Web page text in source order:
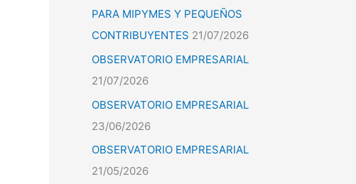
PARA MIPYMES Y PEQUEÑOS
CONTRIBUYENTES 21/07/2026
OBSERVATORIO EMPRESARIAL
21/07/2026
OBSERVATORIO EMPRESARIAL
23/06/2026
OBSERVATORIO EMPRESARIAL
21/05/2026